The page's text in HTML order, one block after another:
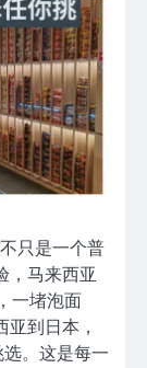
只是一个普
，马来西亚
一堵泡面
到日本，
。这是每一